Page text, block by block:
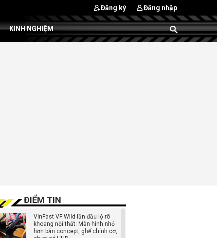
Đăng ký Đăng nhập
KINH NGHIỆM
ĐIỂM TIN
VinFast VF Wild lần đầu lộ rõ
khoang nội thất: Màn hình nhỏ
hơn bản concept, ghế chỉnh cơ,